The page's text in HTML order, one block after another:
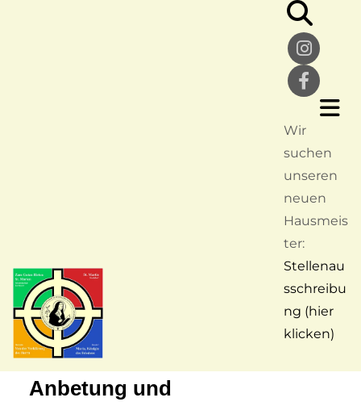
Wir
suchen
unseren
neuen
Hausmeis
ter:
Stellenau
sschreibu
ng (hier
klicken)
Anbetung und